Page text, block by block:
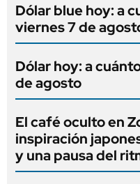
Dólar blue hoy: a
viernes 7 de
Dólar hoy: a
de agosto
El café oculto en
inspiración
y una pausa del